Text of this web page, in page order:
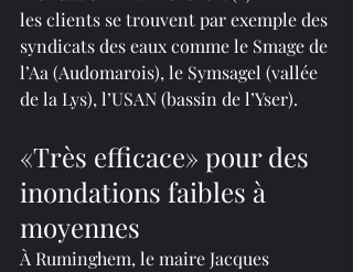
les clients se trouvent par exemple des
syndicats des eaux comme le Smage de
l’Aa (Audomarois), le Symsagel (vallée
de la Lys), l’USAN (bassin de l’Yser).
«Très efficace» pour des
inondations faibles à
moyennes
À Ruminghem, le maire Jacques